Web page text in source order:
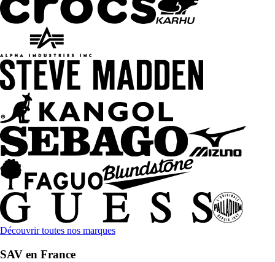
Découvrir toutes nos marques
SAV en France